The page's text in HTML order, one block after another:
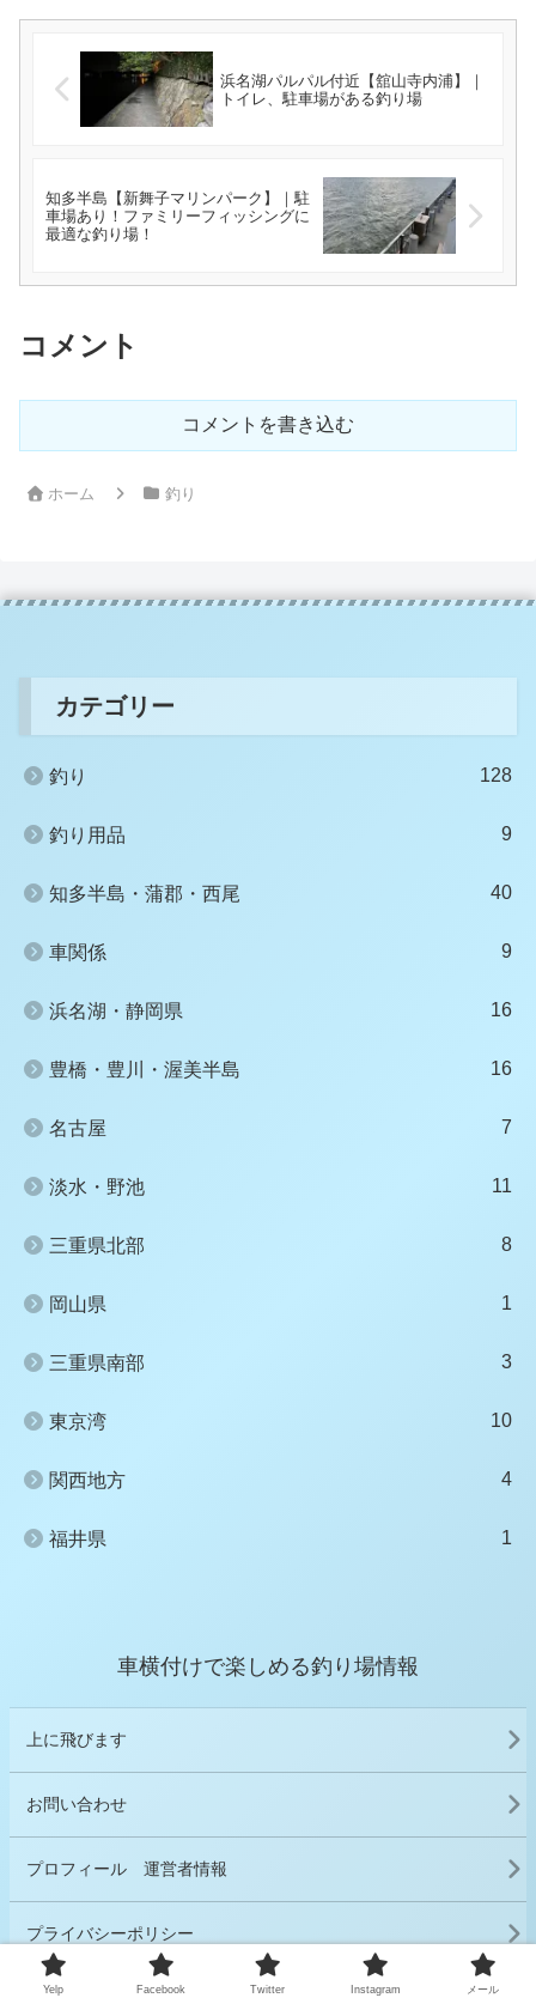
浜名湖パルパル付近【舘山寺内浦】｜
トイレ、駐車場がある釣り場
知多半島【新舞子マリンパーク】｜駐
車場あり！ファミリーフィッシングに
最適な釣り場！
コメント
コメントを書き込む
ホーム 釣り
カテゴリー
釣り 128
釣り用品 9
知多半島・蒲郡・西尾 40
車関係 9
浜名湖・静岡県 16
豊橋・豊川・渥美半島 16
名古屋 7
淡水・野池 11
三重県北部 8
岡山県 1
三重県南部 3
東京湾 10
関西地方 4
福井県 1
車横付けで楽しめる釣り場情報
上に飛びます
お問い合わせ
プロフィール 運営者情報
プライバシーポリシー
Yelp Facebook Twitter Instagram メール